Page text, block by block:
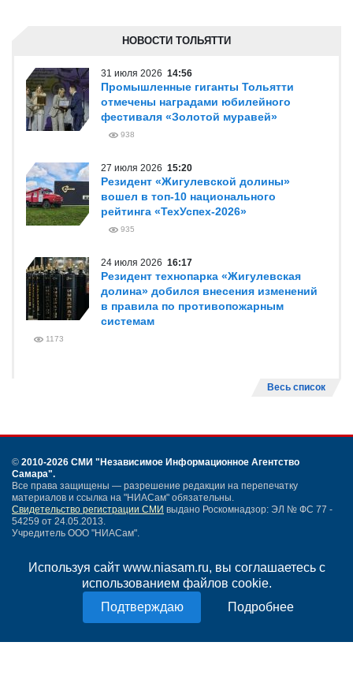
Используя сайт www.niasam.ru, вы соглашаетесь с
использованием файлов cookie.
Подробнее
НОВОСТИ ТОЛЬЯТТИ
31 июля 2026 14:56
Промышленные гиганты Тольятти
отмечены наградами юбилейного
фестиваля «Золотой муравей»
938
27 июля 2026 15:20
Резидент «Жигулевской долины»
вошел в топ-10 национального
рейтинга «ТехУспех-2026»
935
24 июля 2026 16:17
Резидент технопарка «Жигулевская
долина» добился внесения изменений
в правила по противопожарным
системам
1173
Весь список
© 2010-2026 СМИ "Независимое Информационное Агентство
Самара".
Все права защищены — разрешение редакции на перепечатку
материалов и ссылка на "НИАСам" обязательны.
Свидетельство регистрации СМИ выдано Роскомнадзор: ЭЛ № ФС 77 -
54259 от 24.05.2013.
Учредитель ООО "НИАСам".
Написать письмо
Политика конфиденциальности